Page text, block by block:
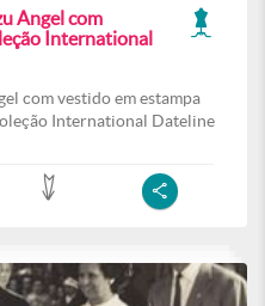
Angel com
International
com vestido em estampa
International Dateline